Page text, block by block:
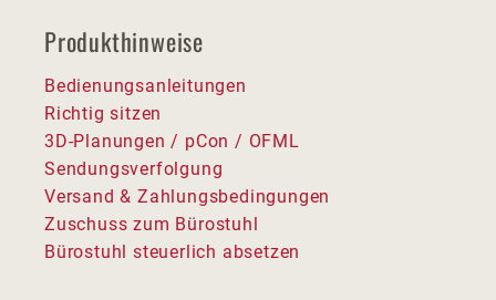
Produkthinweise
Bedienungsanleitungen
Richtig sitzen
3D-Planungen / pCon / OFML
Sendungsverfolgung
Versand & Zahlungsbedingungen
Zuschuss zum Bürostuhl
Bürostuhl steuerlich absetzen